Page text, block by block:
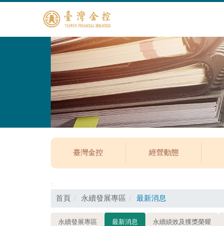
臺灣金控 經營動態
首頁 永續發展專區 最新消息
永續發展專區 最新消息 永續績效及獲獎榮耀